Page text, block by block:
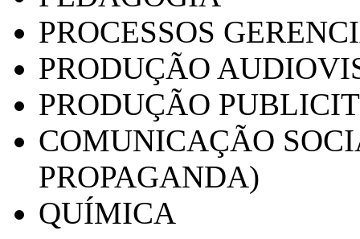
PROCESSOS
PRODUÇÃO
PRODUÇÃO
COMUNICAÇÃO
PROPAGANDA)
QUÍMICA